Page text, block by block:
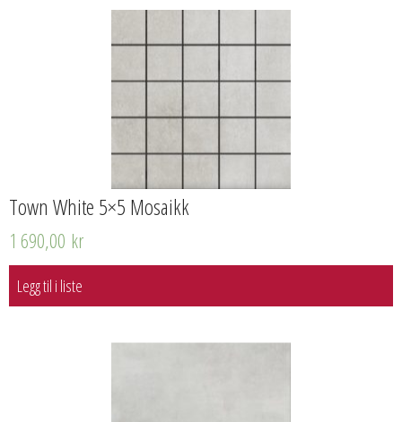
Town White 5×5 Mosaikk
1 690,00 kr
Legg til i liste